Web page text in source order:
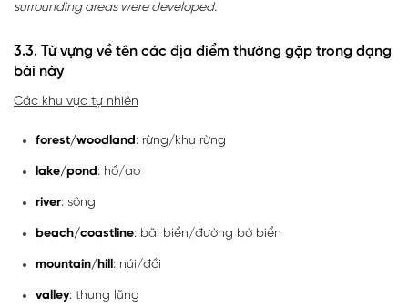
surrounding areas were developed.
3.3. Từ vựng về tên các địa điểm thường gặp trong dạng
bài này
Các khu vực tự nhiên
forest/woodland: rừng/khu rừng
lake/pond: hồ/ao
river: sông
beach/coastline: bãi biển/đường bờ biển
mountain/hill: núi/đồi
valley: thung lũng